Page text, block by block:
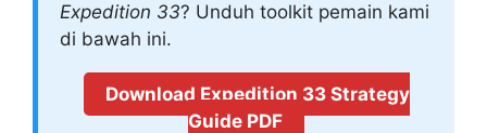
Expedition 33? Unduh toolkit pemain kami
di bawah ini.
Download Expedition 33 Strategy
Guide PDF